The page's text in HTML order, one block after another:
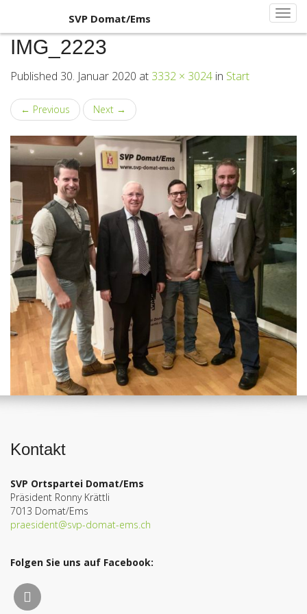
Primary
Menu
content
SVP Domat/Ems
IMG_2223
Published 30. Januar 2020 at 3332 × 3024 in Start
← Previous Next →
Kontakt
SVP Ortspartei Domat/Ems
Präsident Ronny Krättli
7013 Domat/Ems
praesident@svp-domat-ems.ch
Folgen Sie uns auf Facebook: